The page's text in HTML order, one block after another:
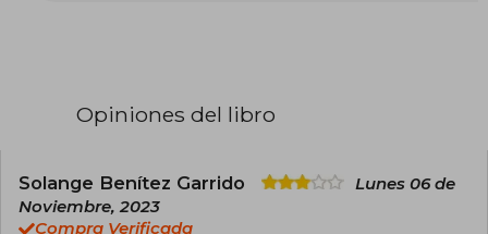
formación en liderazgo. Su salto a la fama llegó
fenómeno internacional y ha sido traducida a
más de 90 idiomas y dialectos, vendiendo
millones de ejemplares en más de 75 países.
Opiniones del libro
Solange Benítez Garrido
Lunes 06 de
Noviembre, 2023
Compra Verificada